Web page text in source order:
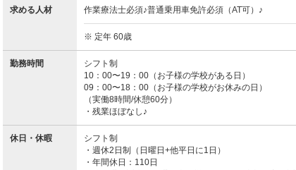
求める人材 作業療法士必須♪普通乗用車免許必須（AT可）♪
※ 定年 60歳
勤務時間
シフト制
10：00〜19：00（お子様の学校がある日）
09：00〜18：00（お子様の学校がお休みの日）
（実働8時間/休憩60分）
・残業ほぼなし♪
休日・休暇
シフト制
・週休2日制（日曜日+他平日に1日）
・年間休日：110日